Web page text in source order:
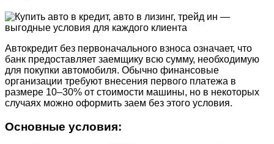
Автокредит без первоначального взноса означает, что
банк предоставляет заемщику всю сумму, необходимую
для покупки автомобиля. Обычно финансовые
организации требуют внесения первого платежа в
размере 10–30% от стоимости машины, но в некоторых
случаях можно оформить заем без этого условия.
Основные условия: